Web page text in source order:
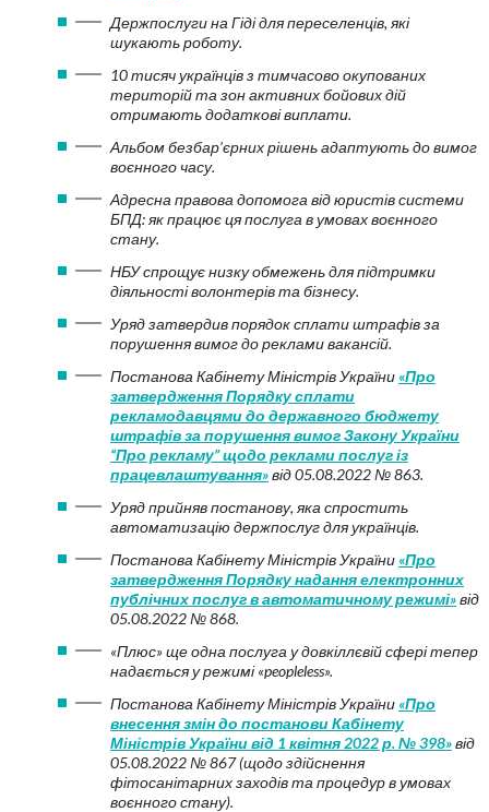
Держпослуги на Гіді для переселенців, які
шукають роботу.
10 тисяч українців з тимчасово окупованих
територій та зон активних бойових дій
отримають додаткові виплати.
Альбом безбар’єрних рішень адаптують до вимог
воєнного часу.
Адресна правова допомога від юристів системи
БПД: як працює ця послуга в умовах воєнного
стану.
НБУ спрощує низку обмежень для підтримки
діяльності волонтерів та бізнесу.
Уряд затвердив порядок сплати штрафів за
порушення вимог до реклами вакансій.
Постанова Кабінету Міністрів України «Про
затвердження Порядку сплати
рекламодавцями до державного бюджету
штрафів за порушення вимог Закону України
“Про рекламу” щодо реклами послуг із
працевлаштування»від 05.08.2022 № 863.
Уряд прийняв постанову, яка спростить
автоматизацію держпослуг для українців.
Постанова Кабінету Міністрів України «Про
затвердження Порядку надання електронних
публічних послуг в автоматичному режимі»від
05.08.2022 № 868.
«Плюс» ще одна послуга у довкіллєвій сфері тепер
надається у режимі «peopleless».
Постанова Кабінету Міністрів України «Про
внесення змін до постанови Кабінету
Міністрів України від 1 квітня 2022 р. № 398»від
05.08.2022 № 867(щодоздійснення
фітосанітарних заходів та процедур в умовах
воєнного стану).